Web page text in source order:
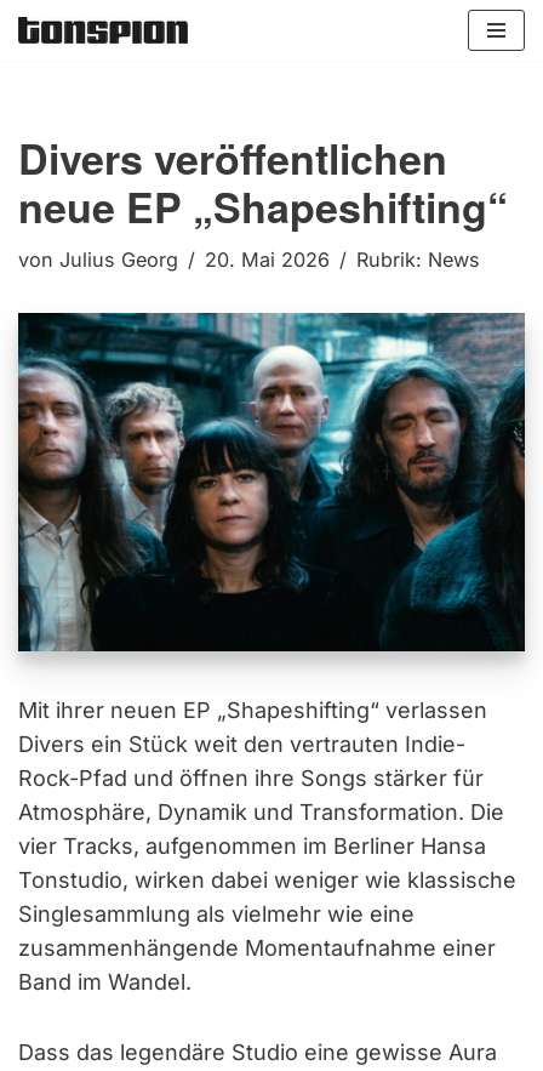
Divers veröffentlichen
neue EP „Shapeshifting“
von Julius Georg 20. Mai 2026 Rubrik: News
Mit ihrer neuen EP „Shapeshifting“ verlassen
Divers ein Stück weit den vertrauten Indie-
Rock-Pfad und öffnen ihre Songs stärker für
Atmosphäre, Dynamik und Transformation. Die
vier Tracks, aufgenommen im Berliner Hansa
Tonstudio, wirken dabei weniger wie klassische
Singlesammlung als vielmehr wie eine
zusammenhängende Momentaufnahme einer
Band im Wandel.
Dass das legendäre Studio eine gewisse Aura